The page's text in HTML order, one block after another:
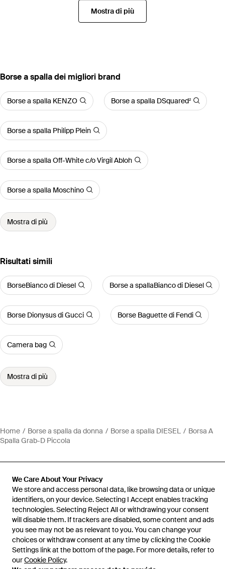
We Care About Your Privacy
We store and access personal data, like browsing data or unique
identifiers, on your device. Selecting I Accept enables tracking
technologies. Selecting Reject All or withdrawing your consent
will disable them. If trackers are disabled, some content and ads
you see may not be as relevant to you. You can change your
choices or withdraw consent at any time by clicking the Cookie
Settings link at the bottom of the page. For more details, refer to
ourCookie Policy.
Mostra di più
‪Borse a spalla‬ dei migliori brand
Borse a spalla KENZO Borse a spalla DSquared²
Borse a spalla Philipp Plein
Borse a spalla Off-White c/o Virgil Abloh
Borse a spalla Moschino
Mostra di più
Risultati simili
BorseBianco di Diesel Borse a spallaBianco di Diesel
Borse Dionysus di Gucci Borse Baguette di Fendi
Camera bag
Mostra di più
Home Borse a spalla da donna Borse a spalla DIESEL
Borsa A
Spalla Grab-D Piccola
Assistenza e info